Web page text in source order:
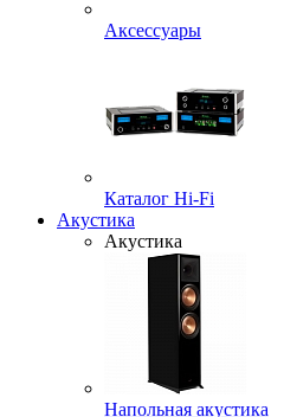
Аксессуары
Каталог Hi-Fi
Акустика
Акустика
Напольная акустика